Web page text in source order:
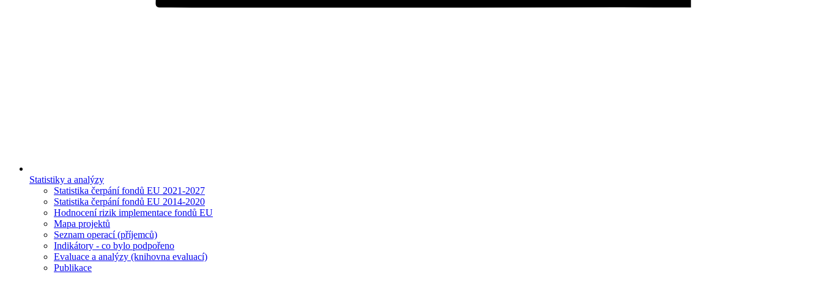
Statistiky a analýzy
Statistika čerpání fondů EU 2021-2027
Statistika čerpání fondů EU 2014-2020
Hodnocení rizik implementace fondů EU
Mapa projektů
Seznam operací (příjemců)
Indikátory - co bylo podpořeno
Evaluace a analýzy (knihovna evaluací)
Publikace